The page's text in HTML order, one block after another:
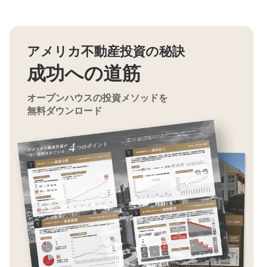
アメリカ不動産投資の秘訣
成功への道筋
オープンハウスの投資メソッドを
無料ダウンロード